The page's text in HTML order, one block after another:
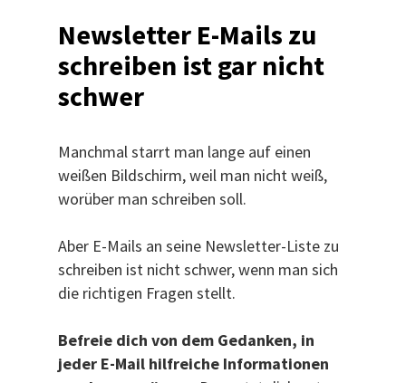
Newsletter E-Mails zu
schreiben ist gar nicht
schwer
Manchmal starrt man lange auf einen
weißen Bildschirm, weil man nicht weiß,
worüber man schreiben soll.
Aber E-Mails an seine Newsletter-Liste zu
schreiben ist nicht schwer, wenn man sich
die richtigen Fragen stellt.
Befreie dich von dem Gedanken, in
jeder E-Mail hilfreiche Informationen